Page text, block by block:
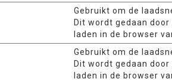
Gebruikt om de
Dit wordt gedaan
laden in de browser
Gebruikt om de
Dit wordt gedaan
laden in de browser